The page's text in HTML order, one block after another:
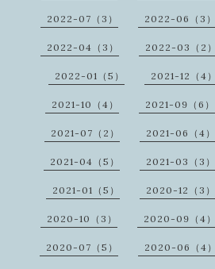
2022-07（3） 2022-06（3）
2022-04（3） 2022-03（2）
2022-01（5） 2021-12（4）
2021-10（4） 2021-09（6）
2021-07（2） 2021-06（4）
2021-04（5） 2021-03（3）
2021-01（5） 2020-12（3）
2020-10（3） 2020-09（4）
2020-07（5） 2020-06（4）